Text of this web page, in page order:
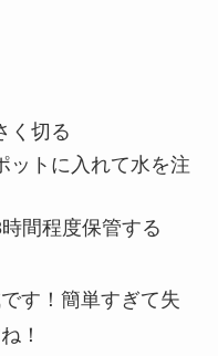
く切る
ットに入れて水を注
間程度保管する
す！ 簡単すぎて失
！